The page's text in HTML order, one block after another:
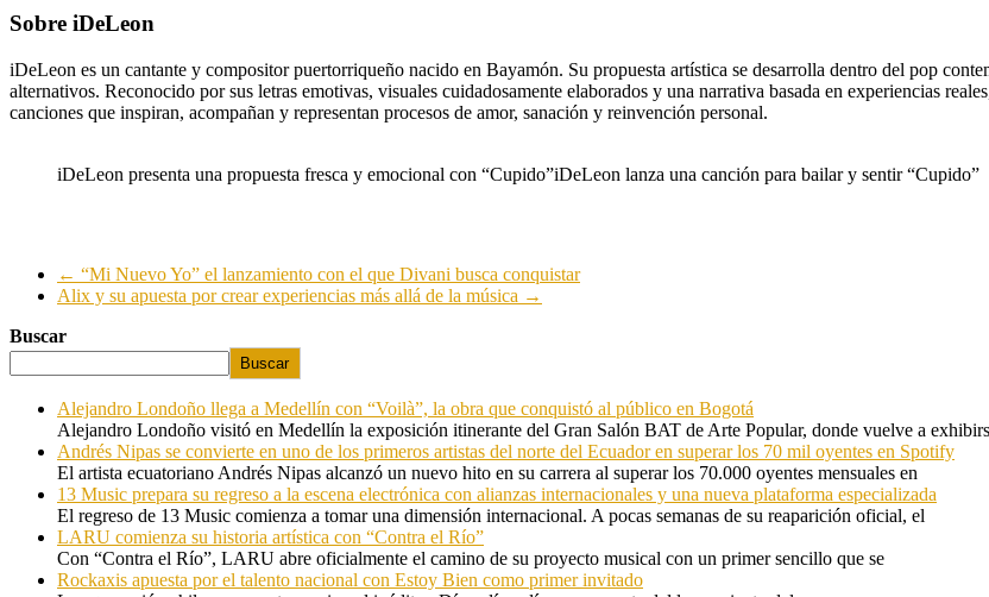
Sobre iDeLeon
iDeLeon es un cantante y compositor puertorriqueño nacido en Bayamón. Su propuesta artística se desarrolla dentro del pop
alternativos. Reconocido por sus letras emotivas, visuales cuidadosamente elaborados y una narrativa basada en experiencias
canciones que inspiran, acompañan y representan procesos de amor, sanación y reinvención personal.
iDeLeon presenta una propuesta fresca y emocional con “Cupido”iDeLeon lanza una canción para bailar y sentir “Cupido”
← “Mi Nuevo Yo” el lanzamiento con el que Divani busca conquistar
Alix y su apuesta por crear experiencias más allá de la música →
Buscar
Buscar
Alejandro Londoño llega a Medellín con “Voilà”, la obra que conquistó al público en Bogotá
Alejandro Londoño visitó en Medellín la exposición itinerante del Gran Salón BAT de Arte Popular, donde vuelve a
Andrés Nipas se convierte en uno de los primeros artistas del norte del Ecuador en superar los 70 mil oyentes en Spotify
El artista ecuatoriano Andrés Nipas alcanzó un nuevo hito en su carrera al superar los 70.000 oyentes mensuales en
13 Music prepara su regreso a la escena electrónica con alianzas internacionales y una nueva plataforma especializada
El regreso de 13 Music comienza a tomar una dimensión internacional. A pocas semanas de su reaparición oficial, el
LARU comienza su historia artística con “Contra el Río”
Con “Contra el Río”, LARU abre oficialmente el camino de su proyecto musical con un primer sencillo que se
Rockaxis apuesta por el talento nacional con Estoy Bien como primer invitado